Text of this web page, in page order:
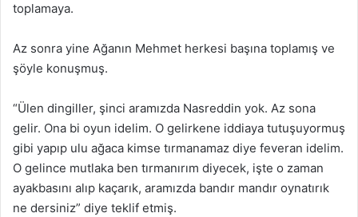
toplamaya.
Az sonra yine Ağanın Mehmet herkesi başına toplamış ve
şöyle konuşmuş.
“Ülen dingiller, şinci aramızda Nasreddin yok. Az sona
gelir. Ona bi oyun idelim. O gelirkene iddiaya tutuşuyormuş
gibi yapıp ulu ağaca kimse tırmanamaz diye feveran idelim.
O gelince mutlaka ben tırmanırım diyecek, işte o zaman
ayakbasını alıp kaçarık, aramızda bandır mandır oynatırık
ne dersiniz” diye teklif etmiş.